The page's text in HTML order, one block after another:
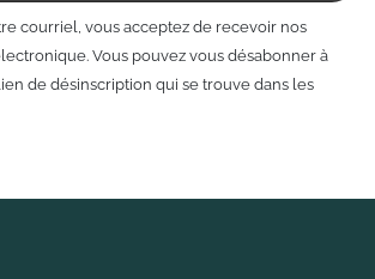
courriel, vous acceptez de recevoir nos
Vous pouvez vous désabonner à
de désinscription qui se trouve dans les